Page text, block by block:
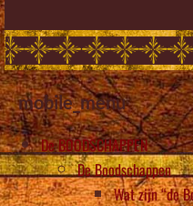
mobile_menu
De BOODSCHAPPEN
De Boodschappen
Wat zijn “de